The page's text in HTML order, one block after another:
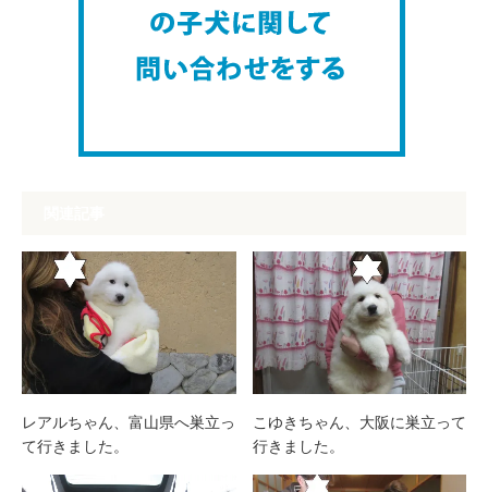
レアルちゃん、富山県へ巣立っ
て行きました。
こゆきちゃん、大阪に巣立って
行きました。